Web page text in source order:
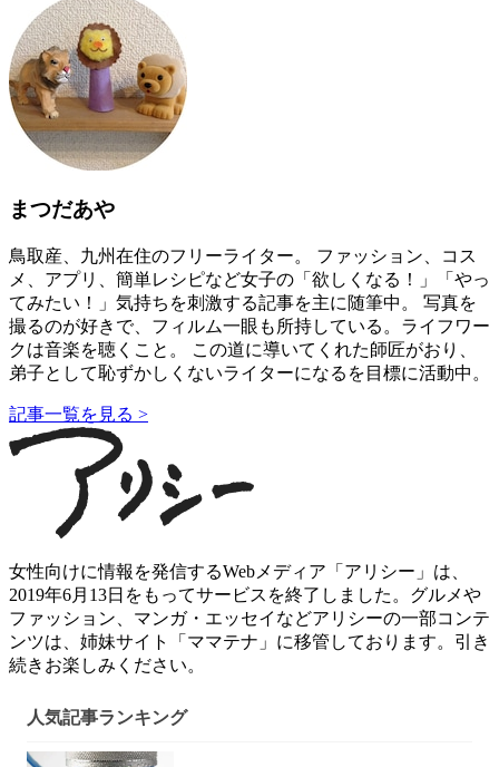
まつだあや
鳥取産、九州在住のフリーライター。 ファッション、コス
メ、アプリ、簡単レシピなど女子の「欲しくなる！」「やっ
てみたい！」気持ちを刺激する記事を主に随筆中。 写真を
撮るのが好きで、フィルム一眼も所持している。ライフワー
クは音楽を聴くこと。 この道に導いてくれた師匠がおり、
弟子として恥ずかしくないライターになるを目標に活動中。
記事一覧を見る >
女性向けに情報を発信するWebメディア「アリシー」は、
2019年6月13日をもってサービスを終了しました。グルメや
ファッション、マンガ・エッセイなどアリシーの一部コンテ
ンツは、姉妹サイト「ママテナ」に移管しております。引き
続きお楽しみください。
人気記事ランキング